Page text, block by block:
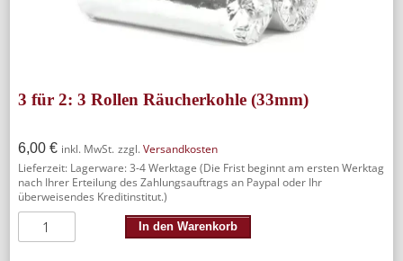
3 für 2: 3 Rollen Räucherkohle (33mm)
6,00 € inkl. MwSt. zzgl.Versandkosten
Lieferzeit: Lagerware: 3-4 Werktage (Die Frist beginnt am ersten Werktag
nach Ihrer Erteilung des Zahlungsauftrags an Paypal oder Ihr
überweisendes Kreditinstitut.)
für
In den Warenkorb